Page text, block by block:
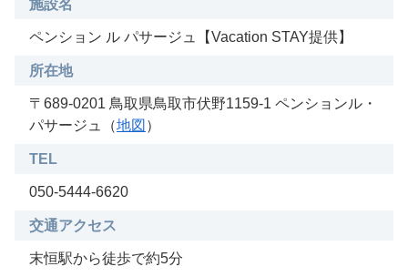
施設名
ペンション ル パサージュ【Vacation STAY提供】
所在地
〒689-0201 鳥取県鳥取市伏野1159-1 ペンションル・
パサージュ（地図 ）
TEL
050-5444-6620
交通アクセス
末恒駅から徒歩で約5分